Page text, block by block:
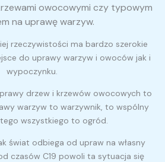
owocowymi czy typowym
na uprawę warzyw.
rzeczywistości ma bardzo szerokie
do uprawy warzyw i owoców jak i
wypoczynku.
drzew i krzewów owocowych to
warzyw to warzywnik, to wspólny
wszystkiego to ogród.
świat odbiega od upraw na własny
czasów C19 powoli ta sytuacja się